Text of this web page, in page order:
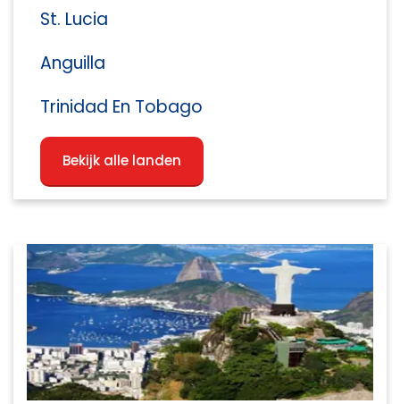
St. Lucia
Anguilla
Trinidad En Tobago
Bekijk alle landen